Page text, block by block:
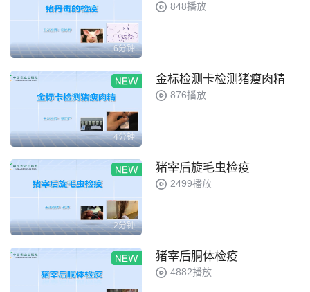
6分钟
848播放
4分钟
金标检测卡检测猪瘦肉精
876播放
2分钟
猪宰后旋毛虫检疫
2499播放
猪宰后胴体检疫
4882播放